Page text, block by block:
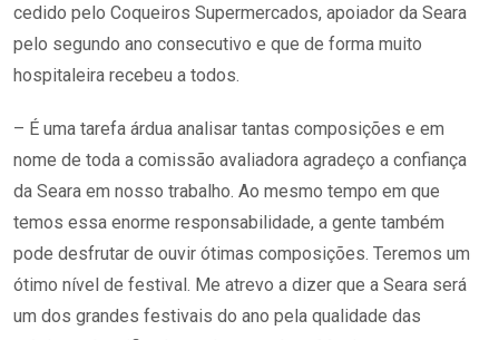
cedido pelo Coqueiros Supermercados, apoiador da Seara
pelo segundo ano consecutivo e que de forma muito
hospitaleira recebeu a todos.
– É uma tarefa árdua analisar tantas composições e em
nome de toda a comissão avaliadora agradeço a confiança
da Seara em nosso trabalho. Ao mesmo tempo em que
temos essa enorme responsabilidade, a gente também
pode desfrutar de ouvir ótimas composições. Teremos um
ótimo nível de festival. Me atrevo a dizer que a Seara será
um dos grandes festivais do ano pela qualidade das